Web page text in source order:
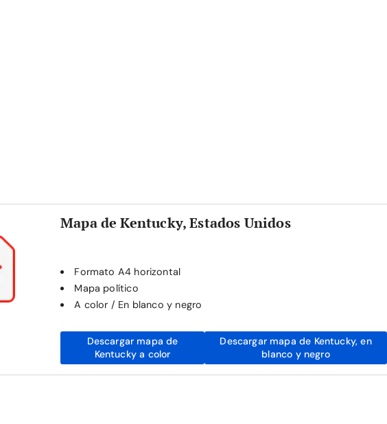
Mapa de Kentucky, Estados Unidos
Formato A4 horizontal
Mapa político
A color / En blanco y negro
Descargar mapa de
Kentucky a color
Descargar mapa de Kentucky, en
blanco y negro